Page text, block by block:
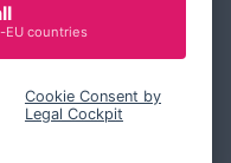
EU countries
Cookie Consent by
Legal Cockpit